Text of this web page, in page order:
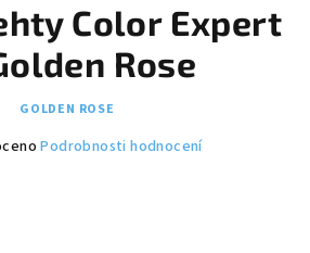
Color Expert
Rose
GOLDEN ROSE
Podrobnosti hodnocení